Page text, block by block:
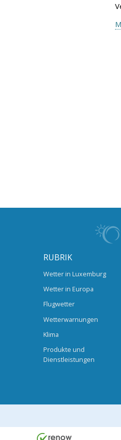
RUBRIK
Wetter in Luxemburg
Wetter in Europa
Flugwetter
Wetterwarnungen
Klima
Produkte und
Dienstleistungen